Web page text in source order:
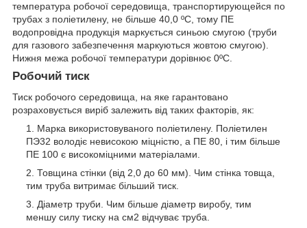
температура робочої середовища, транспортирующейся по
трубах з поліетилену, не більше 40,0 ºС, тому ПЕ
водопровідна продукція маркується синьою смугою (труби
для газового забезпечення маркуються жовтою смугою).
Нижня межа робочої температури дорівнює 0ºС.
Робочий тиск
Тиск робочого середовища, на яке гарантовано
розраховується виріб залежить від таких факторів, як:
Марка використовуваного поліетилену. Поліетилен
ПЭ32 володіє невисокою міцністю, а ПЕ 80, і тим більше
ПЕ 100 є високоміцними матеріалами.
Товщина стінки (від 2,0 до 60 мм). Чим стінка товща,
тим труба витримає більший тиск.
Діаметр труби. Чим більше діаметр виробу, тим
меншу силу тиску на см2 відчуває труба.